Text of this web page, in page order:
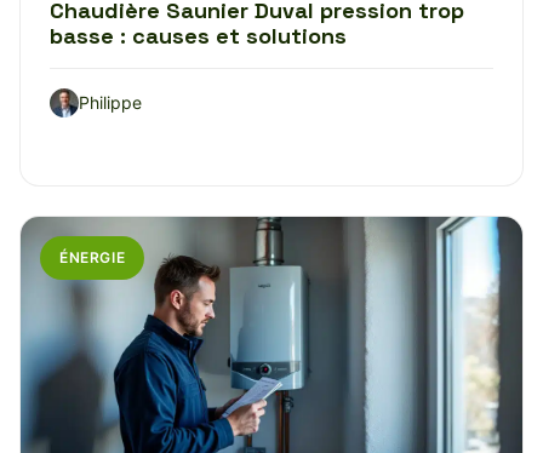
Chaudière Saunier Duval pression trop
basse : causes et solutions
Philippe
ÉNERGIE